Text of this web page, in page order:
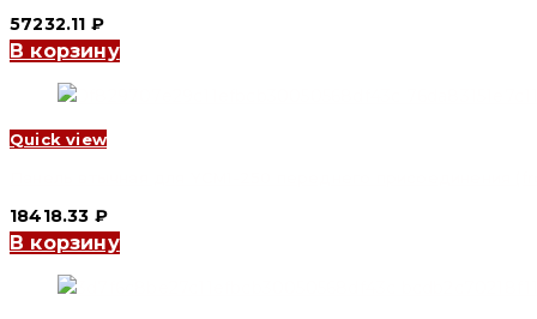
57232.11 ₽
В корзину
Quick view
18418.33 ₽
В корзину